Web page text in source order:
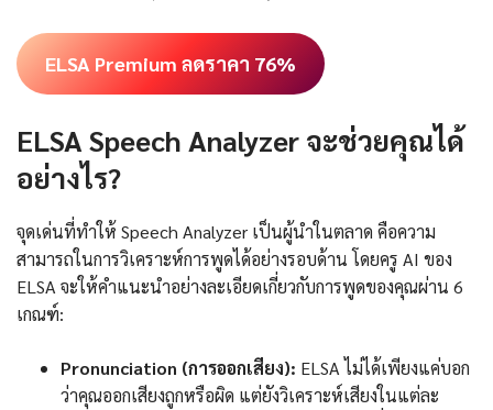
ELSA Premium ลดราคา 76%
ELSA Speech Analyzer จะช่วยคุณได้
อย่างไร?
จุดเด่นที่ทำให้ Speech Analyzer เป็นผู้นำในตลาด คือความ
สามารถในการวิเคราะห์การพูดได้อย่างรอบด้าน โดยครู AI ของ
ELSA จะให้คำแนะนำอย่างละเอียดเกี่ยวกับการพูดของคุณผ่าน 6
เกณฑ์:
Pronunciation (การออกเสียง): ELSA ไม่ได้เพียงแค่บอก
ว่าคุณออกเสียงถูกหรือผิด แต่ยังวิเคราะห์เสียงในแต่ละ